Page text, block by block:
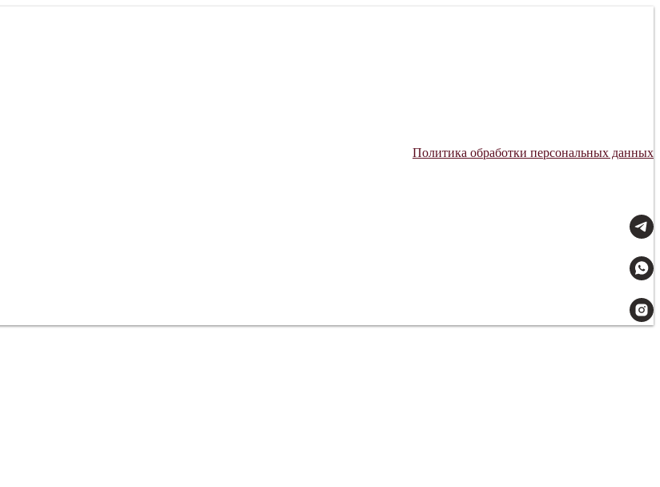
Политика обработки персональных данных